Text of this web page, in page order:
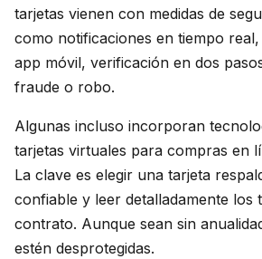
tarjetas vienen con medidas de
como notificaciones en tiempo
app móvil, verificación en dos
fraude o robo.
Algunas incluso incorporan
tarjetas virtuales para compras en
La clave es elegir una tarjeta
confiable y leer detalladamente los
contrato. Aunque sean sin
estén desprotegidas.